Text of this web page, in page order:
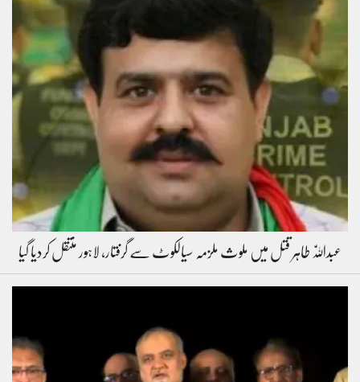
عبداللّٰہ طاہر قتل میں ملوث ملزمہ سیالکوٹ سے گرفتار، لاہور منتقل کردیا گیا